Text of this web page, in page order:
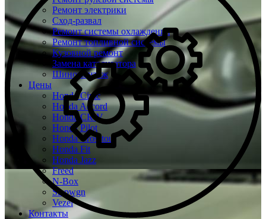
Ремонт электрики
Сход-развал
Ремонт системы охлаждения
Ремонт топливной системы
Кузовной ремонт
Замена катализатора
Шиномонтаж
Цены
Honda Civic
Honda Accord
Honda CR-V
Honda Pilot
Honda Crosstour
Honda Fit
Honda Jazz
Freed
N-Box
Stepwgn
Vezel
Контакты